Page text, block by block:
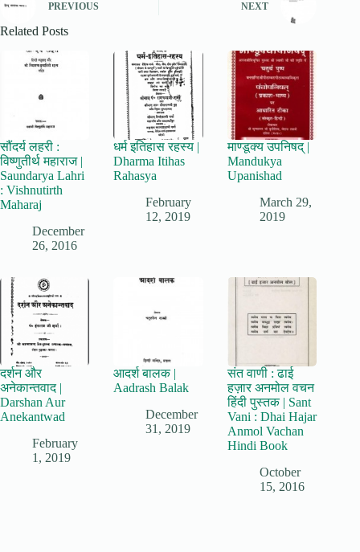
PREVIOUS NEXT
Related Posts
सौंदर्य लहरी :
विष्णुतीर्थ महाराज |
Saundarya Lahri
: Vishnutirth
Maharaj
December
26, 2016
धर्म इतिहास रहस्य |
Dharma Itihas
Rahasya
February
12, 2019
माण्डूक्य उपनिषद् |
Mandukya
Upanishad
March 29,
2019
दर्शन और
अनेकान्तवाद |
Darshan Aur
Anekantwad
February
1, 2019
आदर्श बालक |
Aadrash Balak
December
31, 2019
संत वाणी : ढाई
हज़ार अनमोल वचन
हिंदी पुस्तक | Sant
Vani : Dhai Hajar
Anmol Vachan
Hindi Book
October
15, 2016